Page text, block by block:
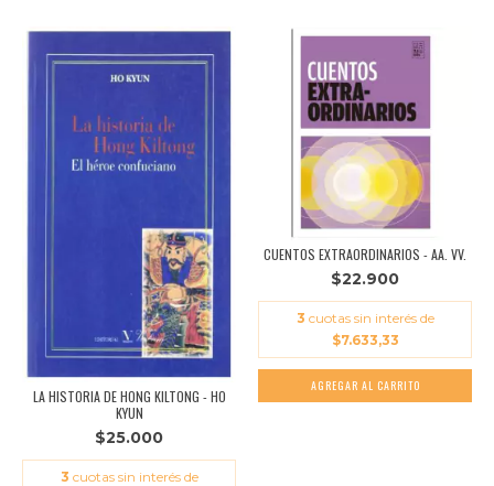
LA HISTORIA DE HONG KILTONG - HO
KYUN
$25.000
3 cuotas sin interés de
CUENTOS EXTRAORDINARIOS - AA. VV.
$22.900
3 cuotas sin interés de
$7.633,33